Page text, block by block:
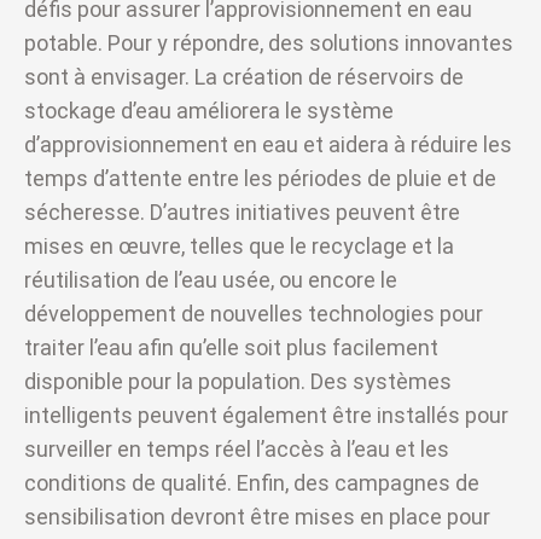
défis pour assurer l’approvisionnement en eau
potable. Pour y répondre, des solutions innovantes
sont à envisager. La création de réservoirs de
stockage d’eau améliorera le système
d’approvisionnement en eau et aidera à réduire les
temps d’attente entre les périodes de pluie et de
sécheresse. D’autres initiatives peuvent être
mises en œuvre, telles que le recyclage et la
réutilisation de l’eau usée, ou encore le
développement de nouvelles technologies pour
traiter l’eau afin qu’elle soit plus facilement
disponible pour la population. Des systèmes
intelligents peuvent également être installés pour
surveiller en temps réel l’accès à l’eau et les
conditions de qualité. Enfin, des campagnes de
sensibilisation devront être mises en place pour